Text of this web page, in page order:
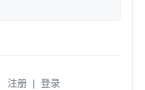
注册 | 登录